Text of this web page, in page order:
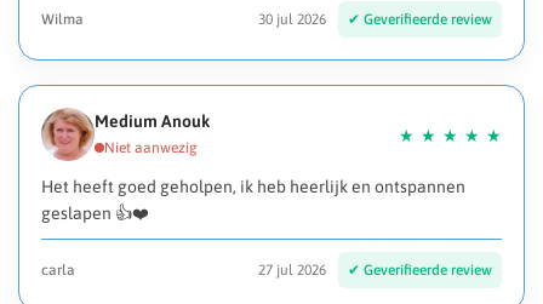
Wilma 30 jul 2026
Medium Anouk
Het heeft goed geholpen, ik heb heerlijk en ontspannen
geslapen 👍❤️
carla 27 jul 2026